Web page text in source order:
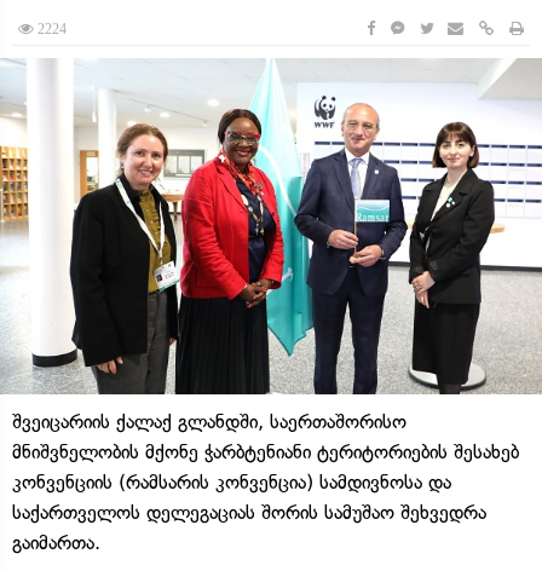
2224
შვეიცარიის ქალაქ გლანდში, საერთაშორისო
მნიშვნელობის მქონე ჭარბტენიანი ტერიტორიების შესახებ
კონვენციის (რამსარის კონვენცია) სამდივნოსა და
საქართველოს დელეგაციას შორის სამუშაო შეხვედრა
გაიმართა.